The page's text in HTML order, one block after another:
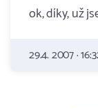
ok, díky, už
29.4. 2007 ·